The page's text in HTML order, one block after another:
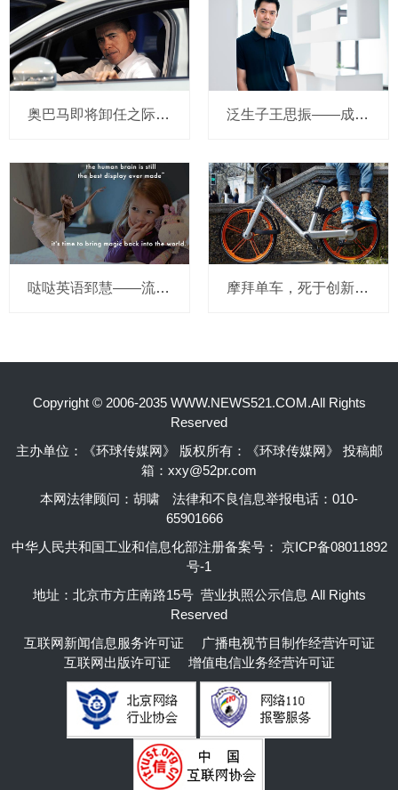
奥巴马即将卸任之际，要让无人驾驶汽车合法化？ 泛生子王思振——成立两年，融资数亿，基因检测如何帮助人类战胜癌症？
哒哒英语郅慧——流量这杯毒酒，你还喝吗？ 摩拜单车，死于创新的一百万种方式
Copyright © 2006-2035 WWW.NEWS521.COM.All Rights
Reserved
主办单位：《环球传媒网》 版权所有：《环球传媒网》 投稿邮
箱：xxy@52pr.com
本网法律顾问：胡啸
法律和不良信息举报电话：010-
65901666
中华人民共和国工业和信息化部注册备案号： 京ICP备08011892
号-1
地址：北京市方庄南路15号 营业执照公示信息 All Rights
Reserved
互联网新闻信息服务许可证
广播电视节目制作经营许可证
互联网出版许可证
增值电信业务经营许可证